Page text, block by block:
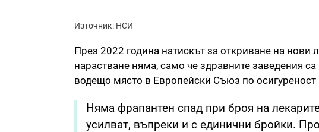
Източник: НСИ
През 2022 година натискът за откриване на нови
нарастване няма, само че здравните заведения
водещо място в Европейски Съюз по
Няма фрапантен спад при броя на
усилват, въпреки и с единични бройки.